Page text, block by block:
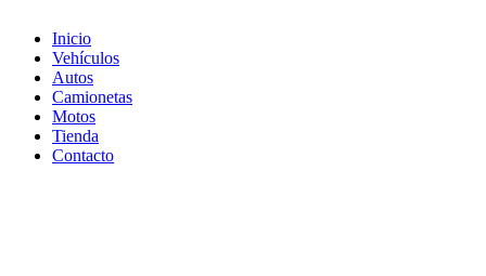
Inicio
Vehículos
Autos
Camionetas
Motos
Tienda
Contacto